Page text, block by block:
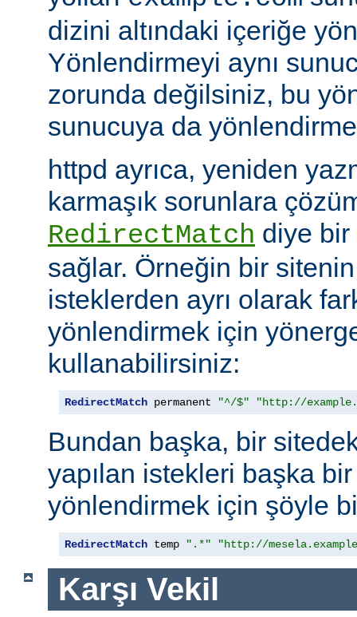
dizini altındaki içeriğe
Yönlendirmeyi aynı
zorunda değilsiniz, bu
sunucuya da
httpd ayrıca, yeniden
karmaşık sorunlara
RedirectMatch diye
sağlar. Örneğin bir
isteklerden ayrı olarak
yönlendirmek için
kullanabilirsiniz:
RedirectMatch permanent "^/$" "http://
Bundan başka, bir
yapılan istekleri başka
yönlendirmek için şöyle
RedirectMatch temp ".*" "http://
Karşı Vekil